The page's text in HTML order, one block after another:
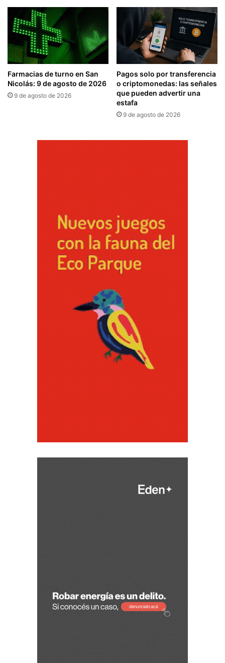
Farmacias de turno en San
Nicolás: 9 de agosto de 2026
9 de agosto de 2026
Pagos solo por transferencia
o criptomonedas: las señales
que pueden advertir una
estafa
9 de agosto de 2026